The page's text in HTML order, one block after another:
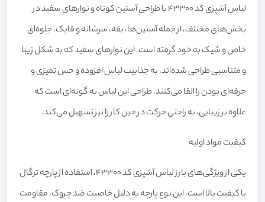
لباس آشپزی کد 43300 با طراحی آستین کوتاه و نوارهای سفید در
بخش‌های مختلف، از جمله آستین‌ها، یقه، سرشانه و قاپک، جلوه‌ای
خاص و شیک به خود گرفته است. این نوارهای سفید که به شکل زیبا
و متناسبی طراحی شده‌اند، به جذابیت لباس افزوده و حس تمیزی و
حرفه‌ای بودن را القا می‌کنند. طراحی این لباس به گونه‌ای است که
علاوه بر زیبایی، به راحتی حرکت در حین کار را نیز تسهیل می‌کند.
کیفیت مواد اولیه
یکی از ویژگی‌های بارز لباس آشپزی کد 43300، استفاده از پارچه ترگال
با کیفیت بالا است. این نوع پارچه به دلیل خاصیت ضد چروک، مقاومت